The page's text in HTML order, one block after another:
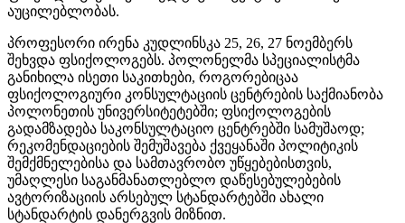
აუცილებლობას.
პროფესორი ირენა კუდლინსკა 25, 26, 27 ნოემბერს
შეხვდა ფსიქოლოგებს. პოლონელმა სპეციალისტმა
განიხილა ისეთი საკითხები, როგორებიცაა
ფსიქოლოგიური კონსულტაციის ცენტრების საქმიანობა
პოლონეთის უნივერსიტეტებში; ფსიქოლოგების
გადამზადება საკონსულტაციო ცენტრებში სამუშაოდ;
რეკომენდაციების შემუშავება ქვეყანაში პოლიტიკის
შემქმნელებისა და სამთავრობო უწყებებისთვის,
უმაღლესი საგანმანათლებლო დაწესებულებების
ავტორიზაციის არსებულ სტანდარტებში ახალი
სტანდარტის დანერგვის მიზნით.